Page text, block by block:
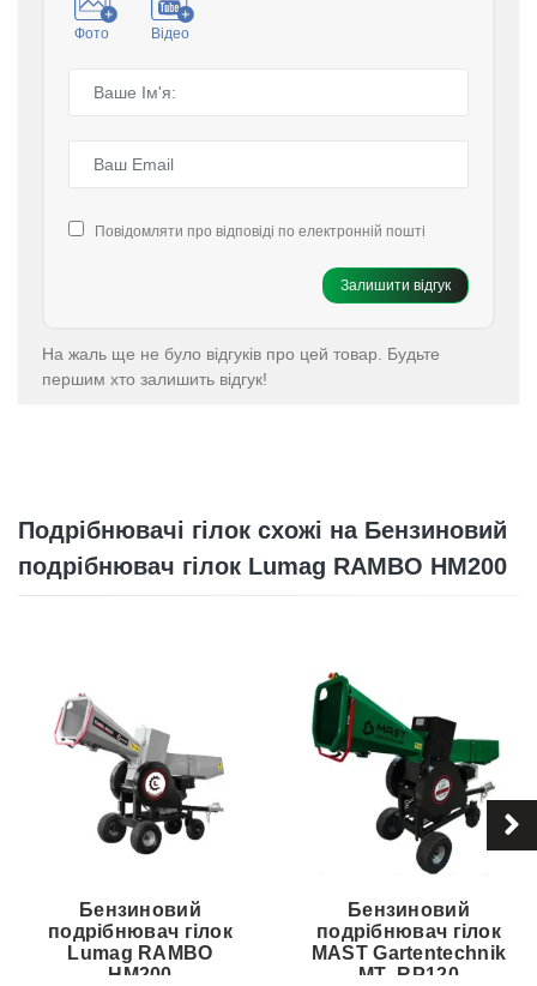
Фото Відео
Повідомляти про відповіді по електронній пошті
Залишити відгук
На жаль ще не було відгуків про цей товар. Будьте
першим хто залишить відгук!
Подрібнювачі гілок схожі на Бензиновий
подрібнювач гілок Lumag RAMBO HM200
Бензиновий
подрібнювач гілок
Lumag RAMBO
HM200
Бензиновий
подрібнювач гілок
MAST Gartentechnik
MT- RP120